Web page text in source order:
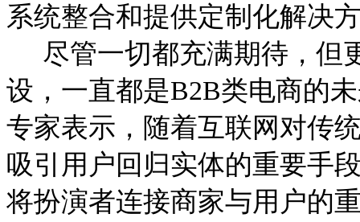
系统整合和提供定制化解决
尽管一切都充满期待，但
设，一直都是B2B类电商的
专家表示，随着互联网对传
吸引用户回归实体的重要手
将扮演者连接商家与用户的